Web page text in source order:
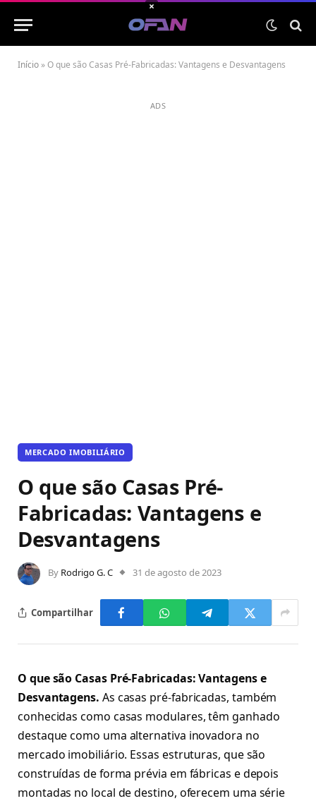
Início »O que são Casas Pré-Fabricadas: Vantagens e Desvantagens
ADS
MERCADO IMOBILIÁRIO
O que são Casas Pré-
Fabricadas: Vantagens e
Desvantagens
By Rodrigo G. C 31 de agosto de 2023
Compartilhar
O que são Casas Pré-Fabricadas: Vantagens e
Desvantagens. As casas pré-fabricadas, também
conhecidas como casas modulares, têm ganhado
destaque como uma alternativa inovadora no
mercado imobiliário. Essas estruturas, que são
construídas de forma prévia em fábricas e depois
montadas no local de destino, oferecem uma série
×